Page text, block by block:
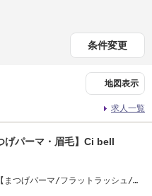
条件変更
地図表示
求人一覧
げパーマ・眉毛】Ci bell
まつげパーマ/フラットラッシュ/